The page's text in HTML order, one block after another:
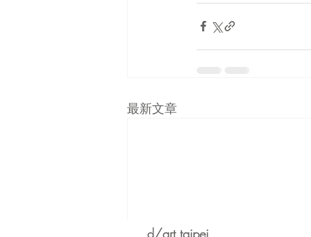
最新文章
d/art taipei